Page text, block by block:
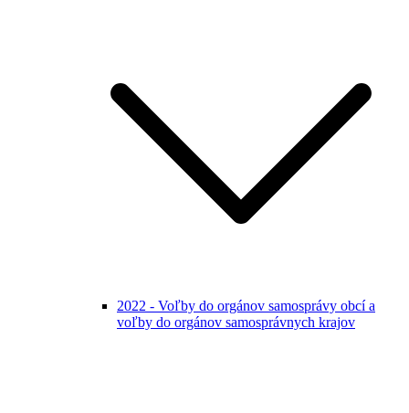
2022 - Voľby do orgánov samosprávy obcí a
voľby do orgánov samosprávnych krajov